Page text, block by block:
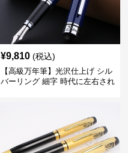
¥9,810 (税込)
【高級万年筆】光沢仕上げ シル
バーリング 細字 時代に左右され